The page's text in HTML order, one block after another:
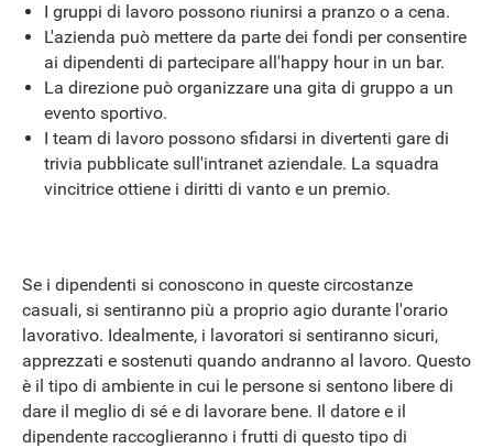
I gruppi di lavoro possono riunirsi a pranzo o a cena.
L'azienda può mettere da parte dei fondi per consentire
ai dipendenti di partecipare all'happy hour in un bar.
La direzione può organizzare una gita di gruppo a un
evento sportivo.
I team di lavoro possono sfidarsi in divertenti gare di
trivia pubblicate sull'intranet aziendale. La squadra
vincitrice ottiene i diritti di vanto e un premio.
Se i dipendenti si conoscono in queste circostanze
casuali, si sentiranno più a proprio agio durante l'orario
lavorativo. Idealmente, i lavoratori si sentiranno sicuri,
apprezzati e sostenuti quando andranno al lavoro. Questo
è il tipo di ambiente in cui le persone si sentono libere di
dare il meglio di sé e di lavorare bene. Il datore e il
dipendente raccoglieranno i frutti di questo tipo di